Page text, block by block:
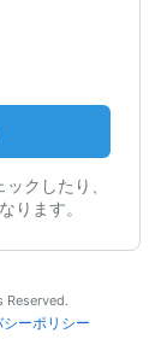
クしたり、
ります。
シーポリシー